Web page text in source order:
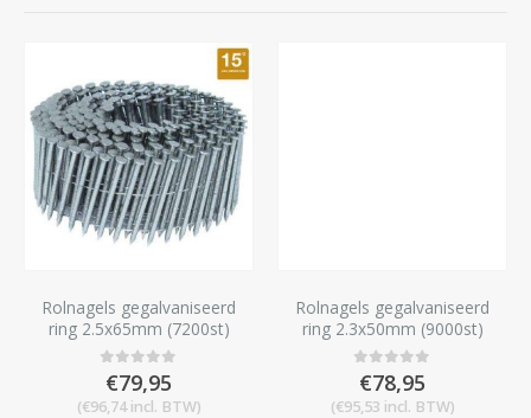
Rolnagels gegalvaniseerd
ring 2.5x65mm (7200st)
0out of 5
€79,95
(€96,74incl. BTW)
Rolnagels gegalvaniseerd
ring 2.3x50mm (9000st)
0out of 5
€78,95
(€95,53 incl. BTW)